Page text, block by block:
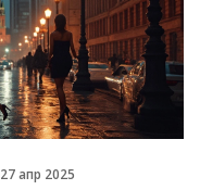
27 апр 2025